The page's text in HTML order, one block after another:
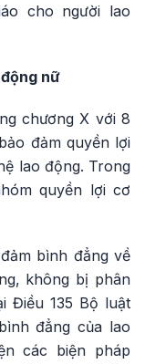
cho người lao
nữ
chương X với 8
đảm quyền lợi
lao động. Trong
quyền lợi cơ
bình đẳng về
không bị phân
Điều 135 Bộ luật
đẳng của lao
các biện pháp